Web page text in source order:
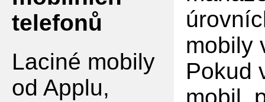
telefonů
Laciné mobily
od Applu,
mobily
Pokud